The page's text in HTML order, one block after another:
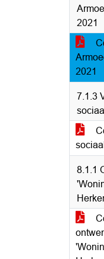
2021
2021
7.1.3
8.1.1